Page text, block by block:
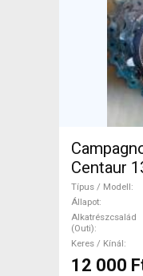
Centaur
Gravel /
Országúti
ELADÓ
Típus / Modell
Állapot
Alkatrészcsalád
(Outi)
Keres / Kínál
12 000